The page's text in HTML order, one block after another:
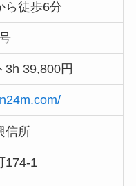
ら徒歩6分
3h 39,800円
信所
174-1